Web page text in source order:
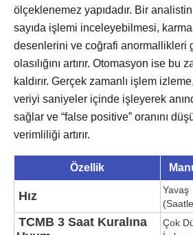
ölçeklenemez yapıdadır. Bir analistin
sayıda işlemi inceleyebilmesi,
desenlerini ve coğrafi anormallikleri
olasılığını artırır. Otomasyon ise bu
kaldırır. Gerçek zamanlı işlem
veriyi saniyeler içinde işleyerek
sağlar ve “false positive” oranını
verimliliği artırır.
Özellik
Hız
Yavaş
TCMB 3 Saat Kuralına
Çok